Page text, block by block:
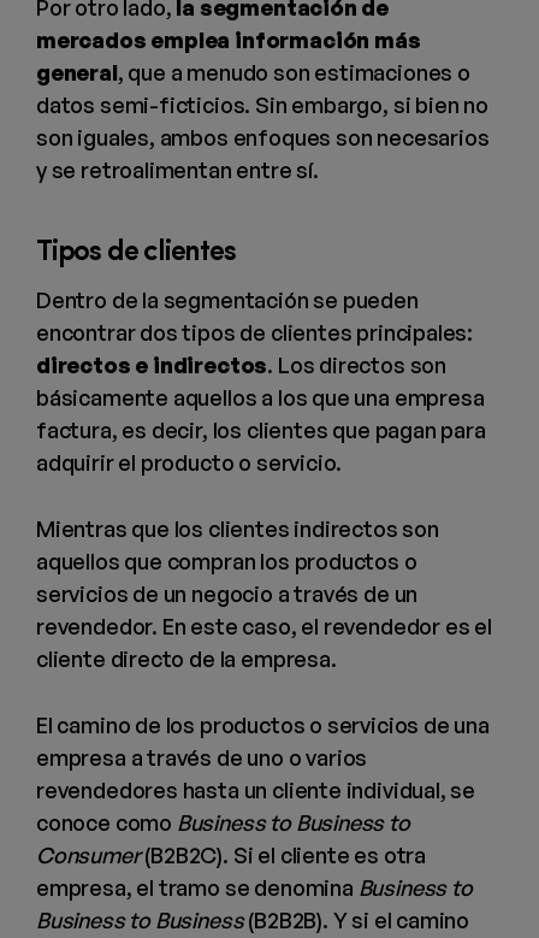
Por otro lado, la segmentación de
mercados emplea información más
general, que a menudo son estimaciones o
datos semi-ficticios. Sin embargo, si bien no
son iguales, ambos enfoques son necesarios
y se retroalimentan entre sí.
Tipos de clientes
Dentro de la segmentación se pueden
encontrar dos tipos de clientes principales:
directos e indirectos. Los directos son
básicamente aquellos a los que una empresa
factura, es decir, los clientes que pagan para
adquirir el producto o servicio.
Mientras que los clientes indirectos son
aquellos que compran los productos o
servicios de un negocio a través de un
revendedor. En este caso, el revendedor es el
cliente directo de la empresa.
El camino de los productos o servicios de una
empresa a través de uno o varios
revendedores hasta un cliente individual, se
conoce como Business to Business to
Consumer(B2B2C). Si el cliente es otra
empresa, el tramo se denomina Business to
Business to Business(B2B2B). Y si el camino